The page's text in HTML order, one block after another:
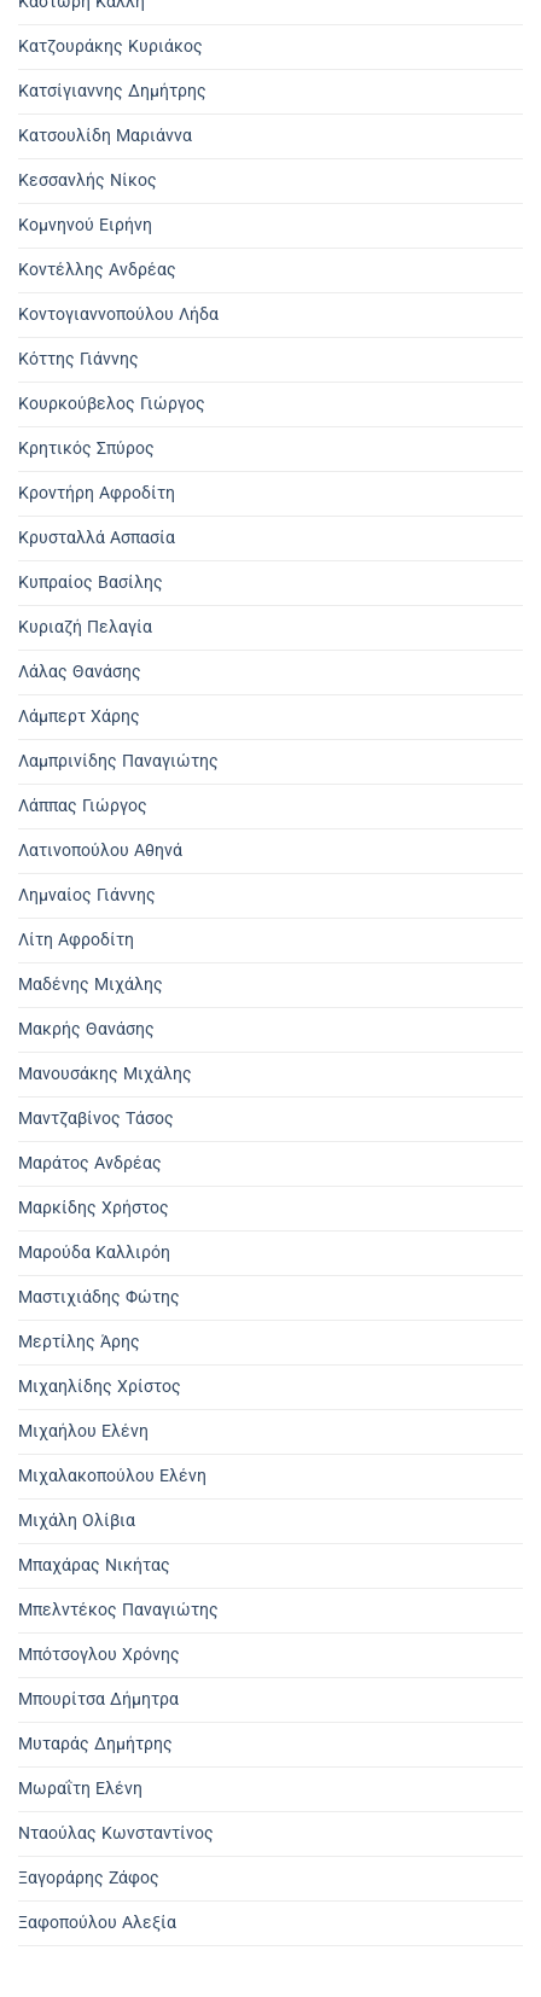
Κατζουράκης Κυριάκος
Κατσίγιαννης Δημήτρης
Κατσουλίδη Μαριάννα
Κεσσανλής Νίκος
Κομνηνού Ειρήνη
Κοντέλλης Ανδρέας
Κοντογιαννοπούλου Λήδα
Κόττης Γιάννης
Κουρκούβελος Γιώργος
Κρητικός Σπύρος
Κροντήρη Αφροδίτη
Κρυσταλλά Ασπασία
Κυπραίος Βασίλης
Κυριαζή Πελαγία
Λάλας Θανάσης
Λάμπερτ Χάρης
Λαμπρινίδης Παναγιώτης
Λάππας Γιώργος
Λατινοπούλου Αθηνά
Λημναίος Γιάννης
Λίτη Αφροδίτη
Μαδένης Μιχάλης
Μακρής Θανάσης
Μανουσάκης Μιχάλης
Μαντζαβίνος Τάσος
Μαράτος Ανδρέας
Μαρκίδης Χρήστος
Μαρούδα Καλλιρόη
Μαστιχιάδης Φώτης
Μερτίλης Άρης
Μιχαηλίδης Χρίστος
Μιχαήλου Ελένη
Μιχαλακοπούλου Ελένη
Μιχάλη Ολίβια
Μπαχάρας Νικήτας
Μπελντέκος Παναγιώτης
Μπότσογλου Χρόνης
Μπουρίτσα Δήμητρα
Μυταράς Δημήτρης
Μωραΐτη Ελένη
Νταούλας Κωνσταντίνος
Ξαγοράρης Ζάφος
Ξαφοπούλου Αλεξία